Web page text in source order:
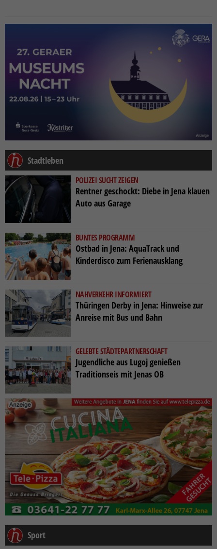
Stadtleben
POLIZEI SUCHT ZEIGEN
Rentner geschockt: Diebe in Jena klauen
Auto aus Garage
BUNTES PROGRAMM
Ostbad in Jena: AquaTrack und
Kinderdisco zum Ferienausklang
NAHVERKEHR INFORMIERT
Thüringen Derby in Jena: Hinweise zur
Anreise mit Bus und Bahn
GELEBTE STÄDTEPARTNERSCHAFT
Jugendliche aus Lugoj genießen
Traditionseis mit Jenas OB
Sport